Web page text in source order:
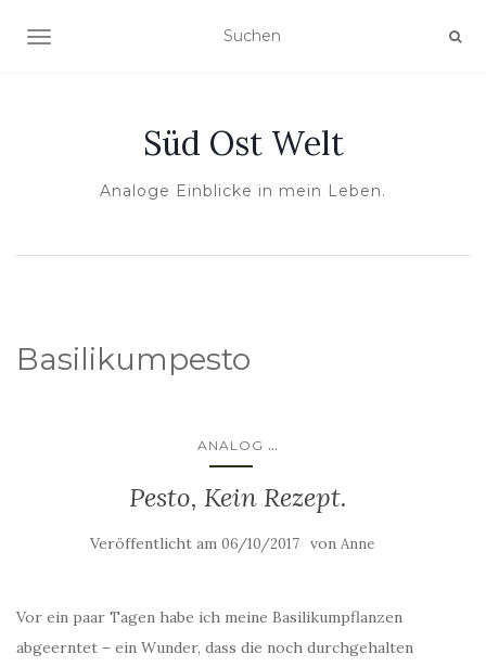
NAVIGATION UMSCHALTEN
Süd Ost Welt
Analoge Einblicke in mein Leben.
Basilikumpesto
ANALOG ...
Pesto, Kein Rezept.
Veröffentlicht am 06/10/2017 von Anne
Vor ein paar Tagen habe ich meine Basilikumpflanzen
abgeerntet – ein Wunder, dass die noch durchgehalten